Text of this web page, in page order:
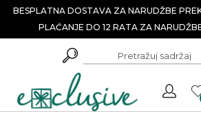
BESPLATNA DOSTAVA ZA NARUDŽBE
PLAĆANJE DO 12 RATA ZA